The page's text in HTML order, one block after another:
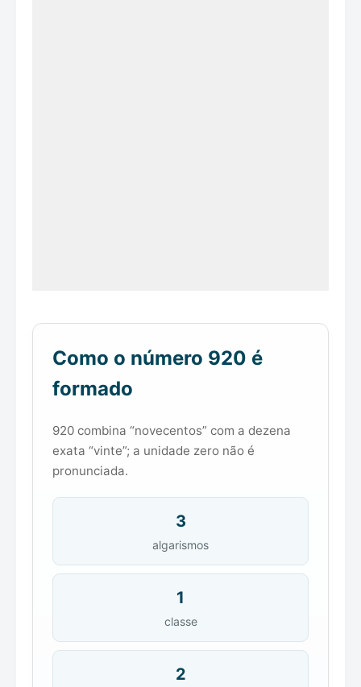
Como o número 920 é
formado
920 combina “novecentos” com a dezena
exata “vinte”; a unidade zero não é
pronunciada.
3
algarismos
1
classe
2